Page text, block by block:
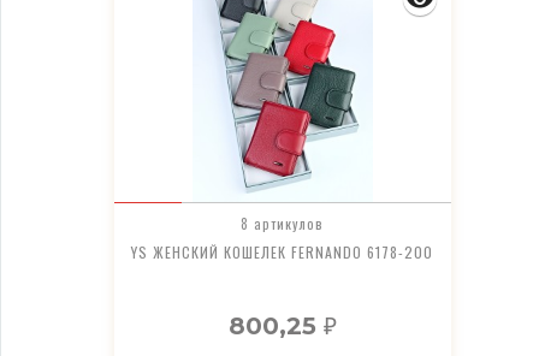
8 артикулов
YS ЖЕНСКИЙ КОШЕЛЕК FERNANDO 6178-200
800,25 ₽